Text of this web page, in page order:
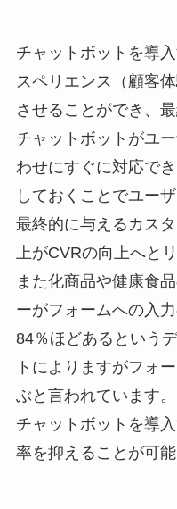
チャットボットを導
スペリエンス（顧客
させることができ、
チャットボットがユ
わせにすぐに対応で
しておくことでユー
最終的に与えるカス
上がCVRの向上へと
また化商品や健康食
ーがフォームへの入
84％ほどあるという
トによりますがフォ
ぶと言われています。
チャットボットを導
率を抑えることが可能